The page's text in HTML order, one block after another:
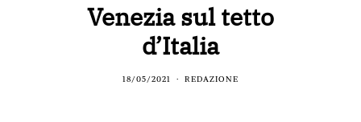
Venezia sul tetto
d’Italia
18/05/2021 REDAZIONE